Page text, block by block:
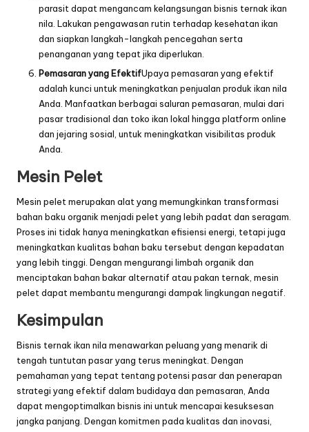
parasit dapat mengancam kelangsungan bisnis ternak ikan
nila. Lakukan pengawasan rutin terhadap kesehatan ikan
dan siapkan langkah-langkah pencegahan serta
penanganan yang tepat jika diperlukan.
Pemasaran yang EfektifUpaya pemasaran yang efektif
adalah kunci untuk meningkatkan penjualan produk ikan nila
Anda. Manfaatkan berbagai saluran pemasaran, mulai dari
pasar tradisional dan toko ikan lokal hingga platform online
dan jejaring sosial, untuk meningkatkan visibilitas produk
Anda.
Mesin Pelet
Mesin pelet merupakan alat yang memungkinkan transformasi
bahan baku organik menjadi pelet yang lebih padat dan seragam.
Proses ini tidak hanya meningkatkan efisiensi energi, tetapi juga
meningkatkan kualitas bahan baku tersebut dengan kepadatan
yang lebih tinggi. Dengan mengurangi limbah organik dan
menciptakan bahan bakar alternatif atau pakan ternak, mesin
pelet dapat membantu mengurangi dampak lingkungan negatif.
Kesimpulan
Bisnis ternak ikan nila menawarkan peluang yang menarik di
tengah tuntutan pasar yang terus meningkat. Dengan
pemahaman yang tepat tentang potensi pasar dan penerapan
strategi yang efektif dalam budidaya dan pemasaran, Anda
dapat mengoptimalkan bisnis ini untuk mencapai kesuksesan
jangka panjang. Dengan komitmen pada kualitas dan inovasi,